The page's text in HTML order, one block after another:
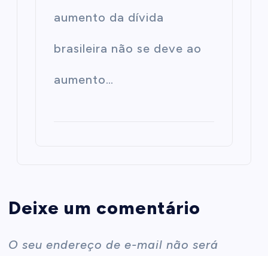
aumento da dívida
brasileira não se deve ao
aumento…
Deixe um comentário
O seu endereço de e-mail não será